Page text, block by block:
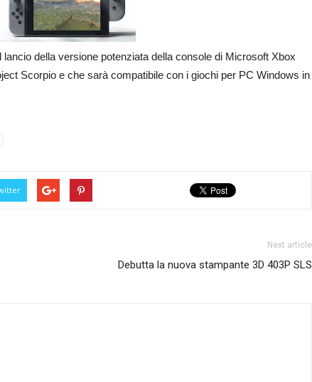
della versione potenziata della console di Microsoft Xbox
Scorpio e che sarà compatibile con i giochi per PC Windows in
Next article
Debutta la nuova stampante 3D 403P SLS